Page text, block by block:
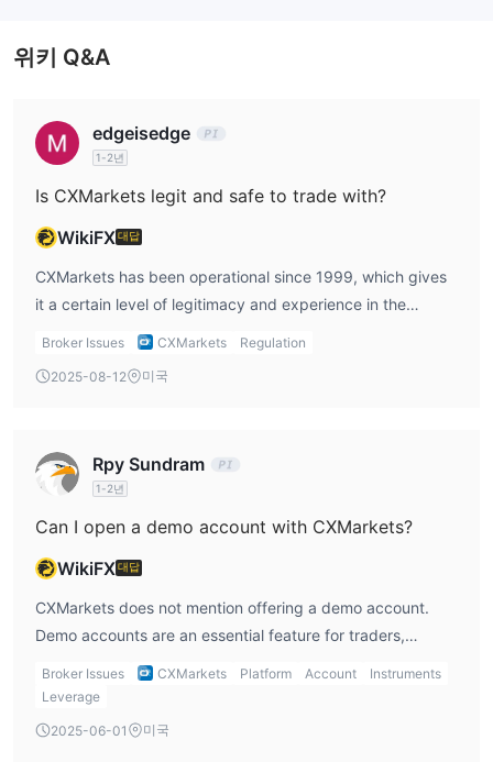
외환 및 금속 시장 및 월간 비온 시장 수수료 일정
위키 Q&A
edgeisedge
1-2년
Is CXMarkets legit and safe to trade with?
WikiFX대답
CXMarkets has been operational since 1999, which gives
it a certain level of legitimacy and experience in the
industry. However, its lack of regulation significantly
oversight, CXMarkets does not offer the same investor
it’s crucial to consider the risks involved in trading with an
unregulated platform. The lack of a governing body
overseeing its operations can expose traders to risks such
limited information about their platform's functionality and
fees makes it harder to assess the full scope of services
and costs. For me, this absence of regulatory compliance
raises red flags about the safety of trading with
CXMarkets. As an investor, I would proceed with caution
and greater transparency.
Broker Issues CXMarkets Regulation
2025-08-12 미국
Rpy Sundram
1-2년
Can I open a demo account with CXMarkets?
WikiFX대답
CXMarkets does not mention offering a demo account.
Demo accounts are an essential feature for traders,
especially beginners, as they allow users to practice
trading without risking real money. The absence of a
Broker Issues CXMarkets Platform Account
Instruments
Leverage
2025-06-01 미국